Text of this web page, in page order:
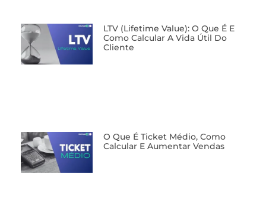
LTV (Lifetime Value): O Que É E
Como Calcular A Vida Útil Do
Cliente
O Que É Ticket Médio, Como
Calcular E Aumentar Vendas